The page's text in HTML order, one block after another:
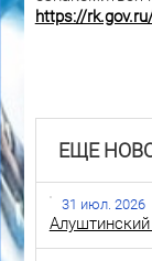
https://
ЕЩЕ
31 июл. 2026